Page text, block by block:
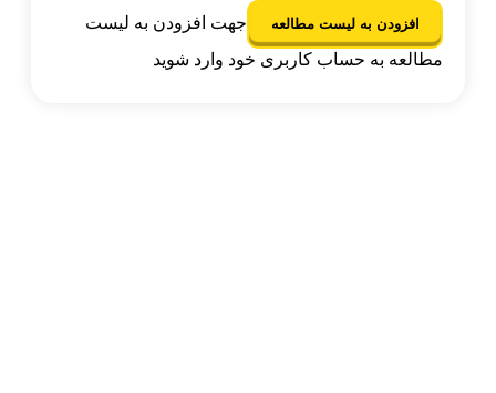
افزودن به لیست مطالعه
جهت افزودن به لیست
مطالعه به حساب کاربری خود وارد شوید